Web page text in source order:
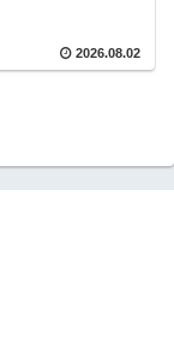
2026.08.02